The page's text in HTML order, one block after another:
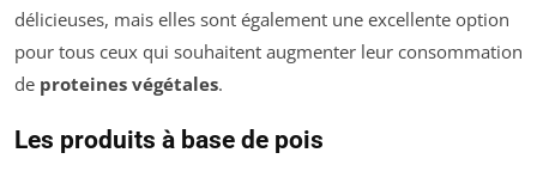
délicieuses, mais elles sont également une excellente option
pour tous ceux qui souhaitent augmenter leur consommation
de proteines végétales.
Les produits à base de pois